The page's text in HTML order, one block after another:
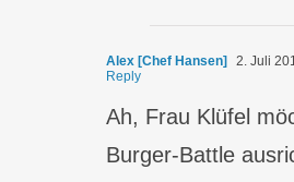
Alex [Chef Hansen] 2. Juli
Reply
Ah, Frau Klüfel
Burger-Battle